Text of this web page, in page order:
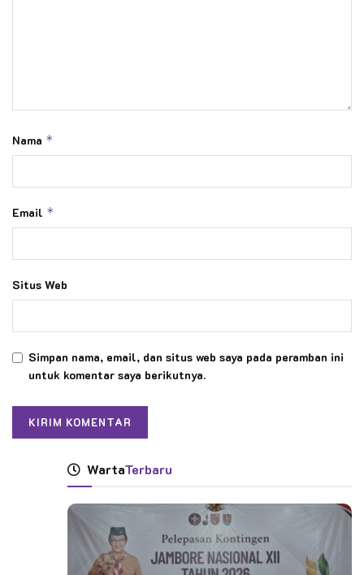
Nama *
Email *
Situs Web
Simpan nama, email, dan situs web saya pada peramban ini
untuk komentar saya berikutnya.
WartaTerbaru